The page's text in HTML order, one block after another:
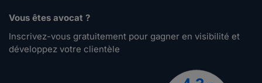
Vous êtes avocat ?
Inscrivez-vous gratuitement pour gagner en visibilité et
développez votre clientèle